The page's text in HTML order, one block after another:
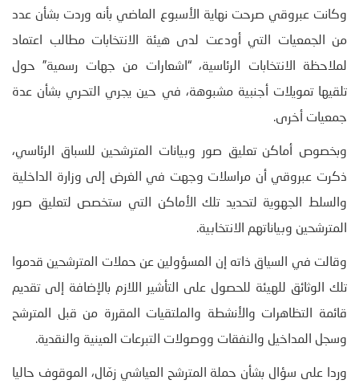
وكانت عبروقي صرحت نهاية الأسبوع الماضي بأنه وردت بشأن عدد
من الجمعيات التي أودعت لدى هيئة الانتخابات مطالب اعتماد
لملاحظة الانتخابات الرئاسية، “اشعارات من جهات رسمية” حول
تلقيها تمويلات أجنبية مشبوهة، في حين يجري التحري بشأن عدة
جمعيات أخرى.
وبخصوص أماكن تعليق صور وبيانات المترشحين للسباق الرئاسي،
ذكرت عبروقي أن مراسلات وجهت في الغرض إلى وزارة الداخلية
والسلط الجهوية لتحديد تلك الأماكن التي ستخصص لتعليق صور
المترشحين وبياناتهم الانتخابية.
وقالت في السياق ذاته إن المسؤولين عن حملات المترشحين قدموا
تلك الوثائق للهيئة للحصول على التأشير اللازم بالإضافة إلى تقديم
قائمة التظاهرات والأنشطة والملتقيات المقررة من قبل المترشح
وسجل المداخيل والنفقات ووصولات التبرعات العينية والنقدية.
وردا على سؤال بشأن حملة المترشح العياشي زمّال، الموقوف حاليا